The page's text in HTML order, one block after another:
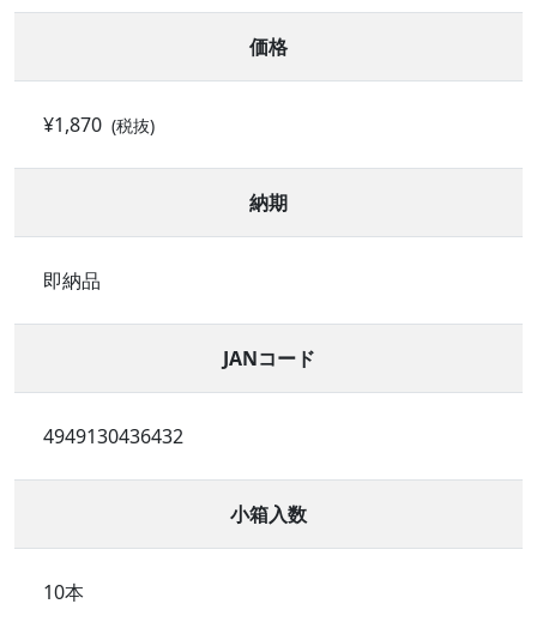
価格
¥1,870 (税抜)
納期
即納品
JANコード
4949130436432
小箱入数
10本